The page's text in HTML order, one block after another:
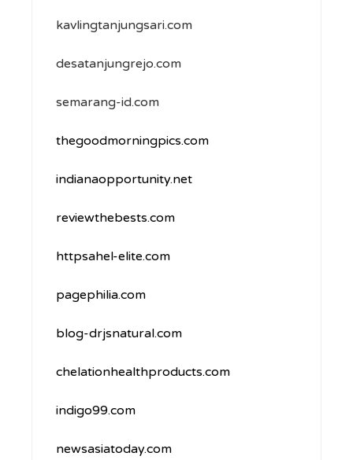
kavlingtanjungsari.com
desatanjungrejo.com
semarang-id.com
thegoodmorningpics.com
indianaopportunity.net
reviewthebests.com
httpsahel-elite.com
pagephilia.com
blog-drjsnatural.com
chelationhealthproducts.com
indigo99.com
newsasiatoday.com